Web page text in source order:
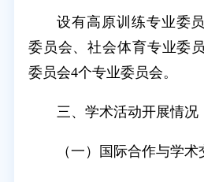
设有高原训练专业委
委员会、社会体育专业委
委员会4个专业委员会。
三、学术活动开展情况
（一）国际合作与学术